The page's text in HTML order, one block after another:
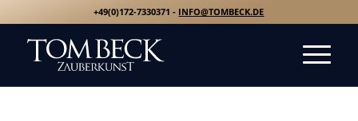
+49(0)172-7330371 - INFO@TOMBECK.DE